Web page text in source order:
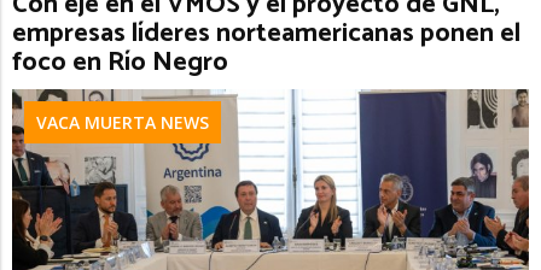
empresas líderes norteamericanas ponen el
foco en Río Negro
VACA MUERTA NEWS